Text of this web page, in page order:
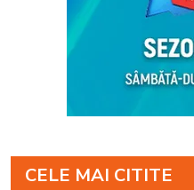
CELE MAI CITITE